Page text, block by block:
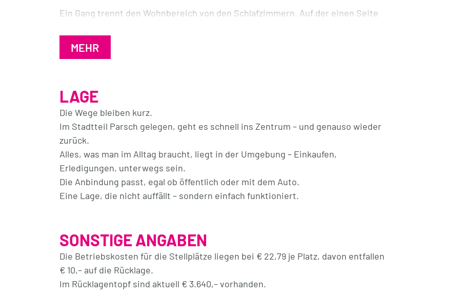
Ein Gang trennt den Wohnbereich von den Schlafzimmern. Auf der einen Seite
Zwei Stellplätze gehören dazu (Kaufpreis je € 10.000) – kein Parkplatzsuchen,
sondern einfach heimkommen!
Im Haus gibt es ein Kellerabteil, Platz für Fahrräder und einen Waschkeller.
Draußen einen Garten mit Spielplatz.
Eine Wohnung, die Raum für zwei gibt – und auch für mehr. Wenn Sie sich hier
MEHR
LAGE
Die Wege bleiben kurz.
Im Stadtteil Parsch gelegen, geht es schnell ins Zentrum – und genauso wieder
zurück.
Alles, was man im Alltag braucht, liegt in der Umgebung – Einkaufen,
Erledigungen, unterwegs sein.
Die Anbindung passt, egal ob öffentlich oder mit dem Auto.
Eine Lage, die nicht auffällt – sondern einfach funktioniert.
SONSTIGE ANGABEN
Die Betriebskosten für die Stellplätze liegen bei € 22,79 je Platz, davon entfallen
€ 10,– auf die Rücklage.
Im Rücklagentopf sind aktuell € 3.640,– vorhanden.